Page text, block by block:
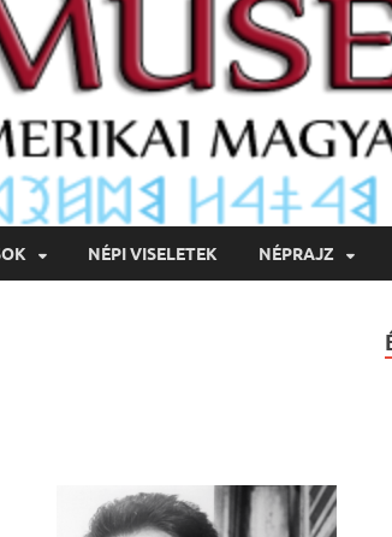
NÉPI VISELETEK NÉPRAJZ